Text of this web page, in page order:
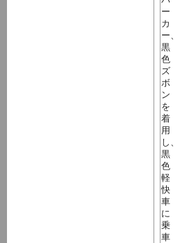
ー
カ
ー、
黒
色
ズ
ボ
ン
を
着
用
し、
黒
色
軽
快
車
に
乗
車